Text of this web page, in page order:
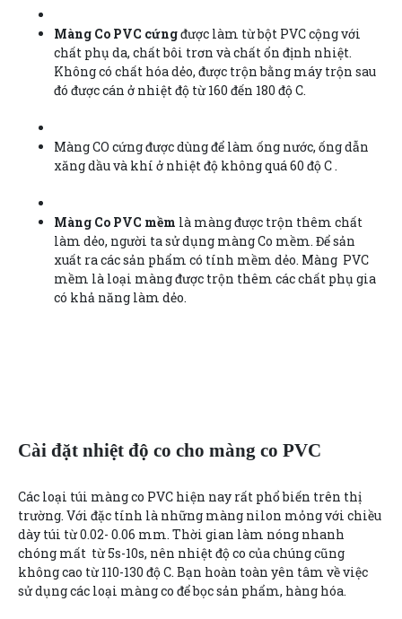
Màng Co PVC cứngđược làm từ bột PVC cộng với
chất phụ da, chất bôi trơn và chất ổn định nhiệt.
Không có chất hóa dẻo, được trộn bằng máy trộn sau
đó được cán ở nhiệt độ từ 160 đến 180 độ C.
Màng CO cứng được dùng để làm ống nước, ống dẫn
xăng dầu và khí ở nhiệt độ không quá 60 độ C .
Màng Co PVC mềm là màng được trộn thêm chất
làm dẻo, người ta sử dụng màng Co mềm. Để sản
xuất ra các sản phẩm có tính mềm dẻo. Màng PVC
mềm là loại màng được trộn thêm các chất phụ gia
có khả năng làm dẻo.
Cài đặt nhiệt độ co cho màng co PVC
Các loại túi màng co PVC hiện nay rất phổ biến trên thị
trường. Với đặc tính là những màng nilon mỏng với chiều
dày túi từ 0.02- 0.06 mm. Thời gian làm nóng nhanh
chóng mất từ 5s-10s, nên nhiệt độ co của chúng cũng
không cao từ 110-130 độ C. Bạn hoàn toàn yên tâm về việc
sử dụng các loại màng co để bọc sản phẩm, hàng hóa.